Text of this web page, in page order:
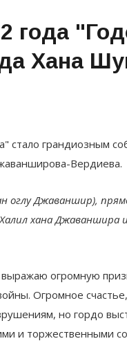
года
Хана
грандиозным
Вердиева.
оглу Джаваншир),
хана Джаваншира
огромную
Огромное
но гордо
и торжественными